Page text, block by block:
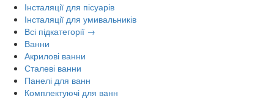
Інсталяції для пісуарів
Інсталяції для умивальників
Всі підкатегорії →
Ванни
Акрилові ванни
Сталеві ванни
Панелі для ванн
Комплектуючі для ванн